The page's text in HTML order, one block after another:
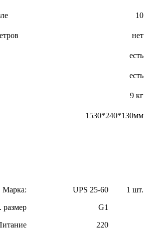
10
нет
есть
есть
9 кг
1530*240*130мм
Марка: UPS 25-60 1 шт.
размер G1
220